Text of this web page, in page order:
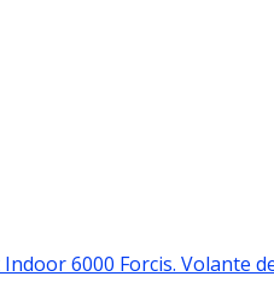
6000 Forcis. Volante